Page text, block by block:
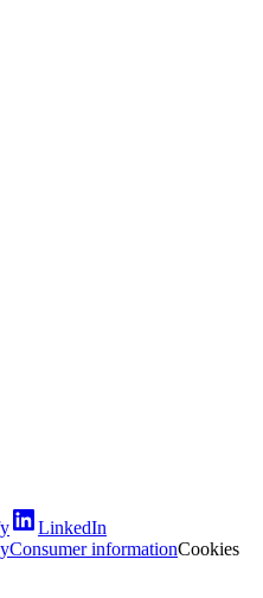
LinkedIn
Consumer informationCookies